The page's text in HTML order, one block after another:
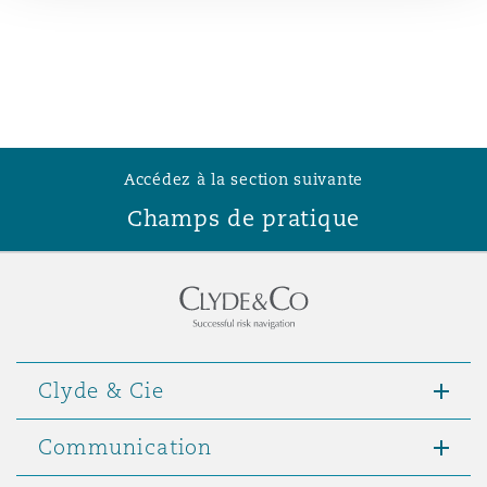
Accédez à la section suivante
Champs de pratique
Clyde & Cie
Communication